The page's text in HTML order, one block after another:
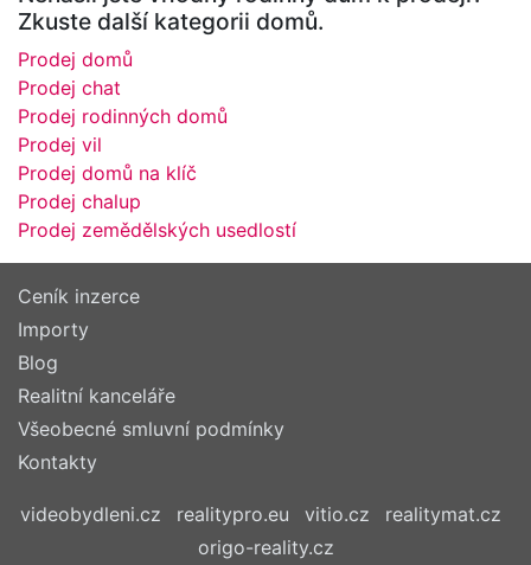
Zkuste další kategorii domů.
Prodej domů
Prodej chat
Prodej rodinných domů
Prodej vil
Prodej domů na klíč
Prodej chalup
Prodej zemědělských usedlostí
Ceník inzerce
Importy
Blog
Realitní kanceláře
Všeobecné smluvní podmínky
Kontakty
videobydleni.cz realitypro.eu vitio.cz
realitymat.cz
origo-reality.cz